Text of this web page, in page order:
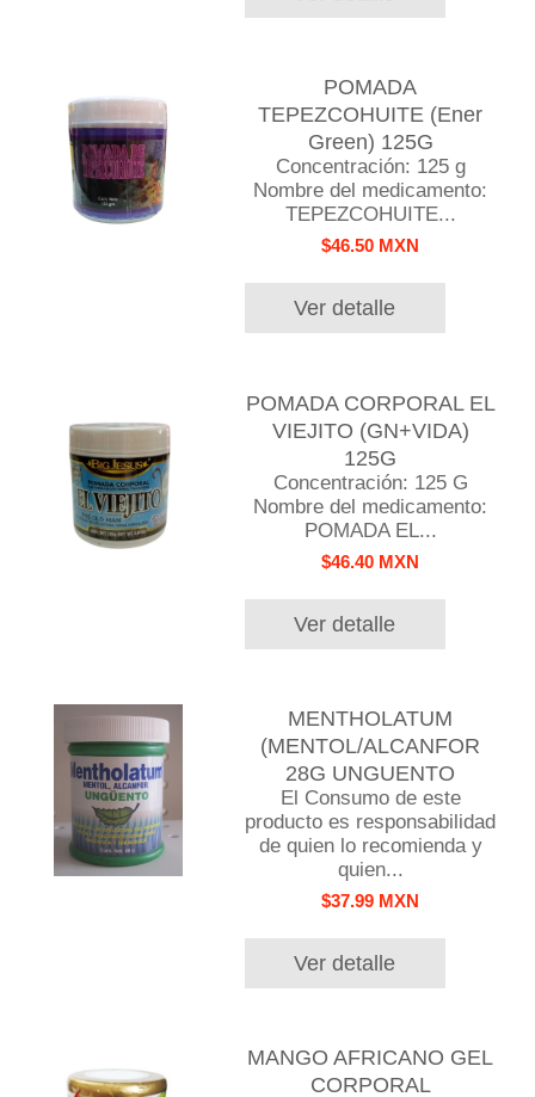
POMADA
TEPEZCOHUITE (Ener
Green) 125G
Concentración: 125 g
Nombre del medicamento:
TEPEZCOHUITE...
$46.50 MXN
Ver detalle
POMADA CORPORAL EL
VIEJITO (GN+VIDA)
125G
Concentración: 125 G
Nombre del medicamento:
POMADA EL...
$46.40 MXN
Ver detalle
MENTHOLATUM
(MENTOL/ALCANFOR
28G UNGUENTO
El Consumo de este
producto es responsabilidad
de quien lo recomienda y
quien...
$37.99 MXN
Ver detalle
MANGO AFRICANO GEL
CORPORAL